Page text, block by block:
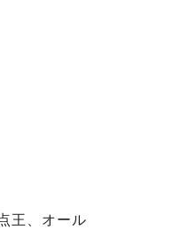
王、オール